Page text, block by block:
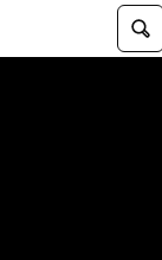
キップ